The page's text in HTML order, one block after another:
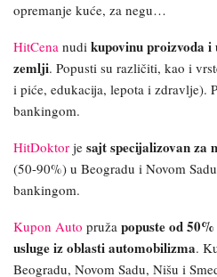
opremanje kuće, za negu…
HitCena nudi kupovinu proizvoda i
zemlji. Popusti su različiti, kao i
i piće, edukacija, lepota i zdravlje).
bankingom.
HitDoktor je sajt specijalizovan za
(50-90%) u Beogradu i Novom
bankingom.
Kupon Auto pruža popuste od
usluge iz oblasti automobilizma.
Beogradu, Novom Sadu, Nišu i